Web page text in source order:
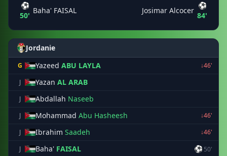
⚽
50'
Baha' FAISAL Josimar Alcocer
⚽
84'
Jordanie
G Yazeed ABU LAYLA
↓46'
J
Yazan AL ARAB
J Abdallah Naseeb
J Mohammad Abu Hasheesh
↓46'
J
Ibrahim Saadeh
↓46'
J
Baha' FAISAL ⚽ 50'